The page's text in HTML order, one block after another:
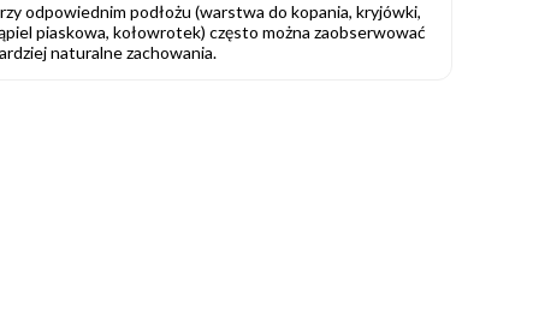
odpowiednim podłożu (warstwa do kopania, kryjówki,
piaskowa, kołowrotek) często można zaobserwować
naturalne zachowania.